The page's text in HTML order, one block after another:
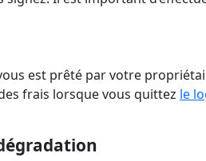
est prêté par votre
frais lorsque vous quittez le